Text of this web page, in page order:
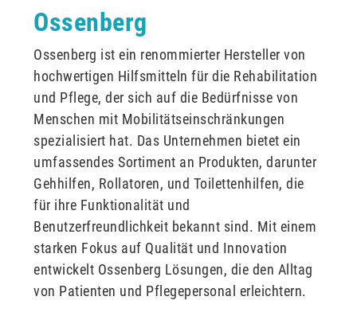
Ossenberg
Ossenberg ist ein renommierter Hersteller von
hochwertigen Hilfsmitteln für die Rehabilitation
und Pflege, der sich auf die Bedürfnisse von
Menschen mit Mobilitätseinschränkungen
spezialisiert hat. Das Unternehmen bietet ein
umfassendes Sortiment an Produkten, darunter
Gehhilfen, Rollatoren, und Toilettenhilfen, die
für ihre Funktionalität und
Benutzerfreundlichkeit bekannt sind. Mit einem
starken Fokus auf Qualität und Innovation
entwickelt Ossenberg Lösungen, die den Alltag
von Patienten und Pflegepersonal erleichtern.